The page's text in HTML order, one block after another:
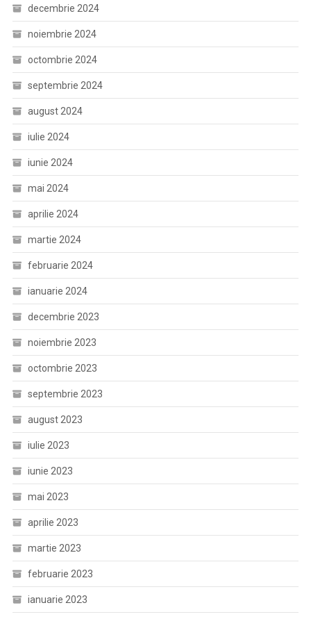
decembrie 2024
noiembrie 2024
octombrie 2024
septembrie 2024
august 2024
iulie 2024
iunie 2024
mai 2024
aprilie 2024
martie 2024
februarie 2024
ianuarie 2024
decembrie 2023
noiembrie 2023
octombrie 2023
septembrie 2023
august 2023
iulie 2023
iunie 2023
mai 2023
aprilie 2023
martie 2023
februarie 2023
ianuarie 2023